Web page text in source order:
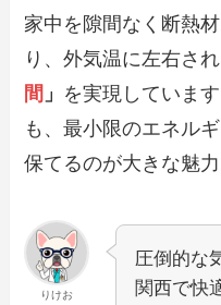
家中を隙間なく断熱
り、外気温に左右さ
間 」 を実現していま
も、最小限のエネル
保てるのが大きな魅力
りけお
圧倒的な
関西で快